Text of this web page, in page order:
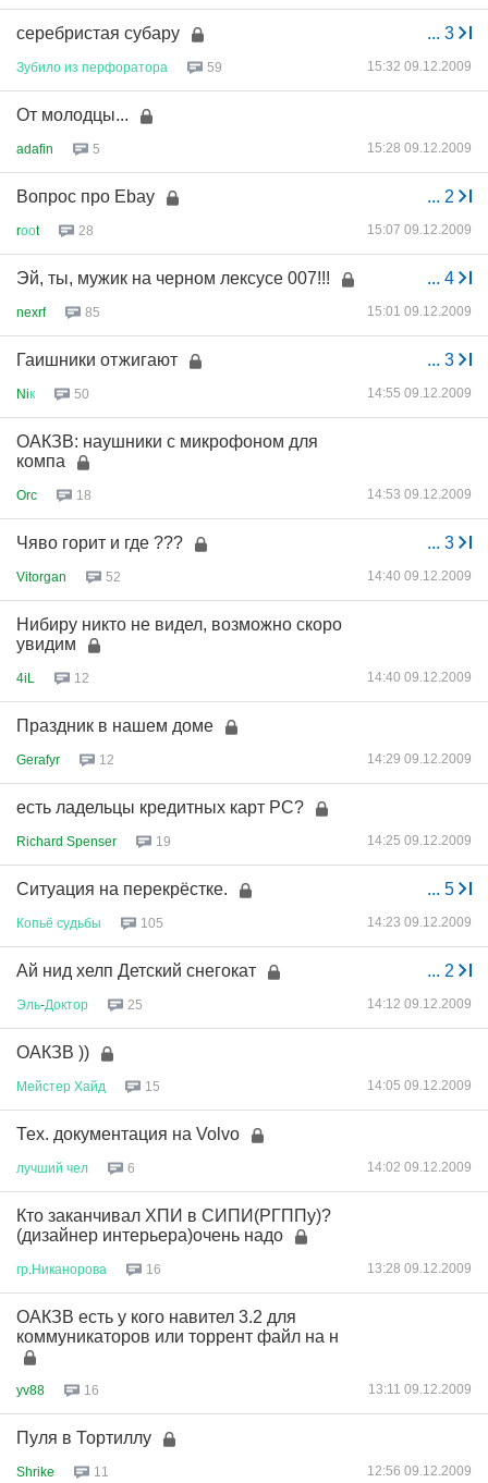
... 3
серебристая субару
Зубило из перфоратора 59 15:32 09.12.2009
От молодцы...
adafin 5 15:28 09.12.2009
... 2
Вопрос про Ebay
rооt 28 15:07 09.12.2009
... 4
Эй, ты, мужик на черном лексусе 007!!!
nexrf 85 15:01 09.12.2009
... 3
Гаишники отжигают
Niк 50 14:55 09.12.2009
ОАКЗВ: наушники с микрофоном для
компа
Orc 18 14:53 09.12.2009
... 3
Чяво горит и где ???
Vitorgan 52 14:40 09.12.2009
Нибиру никто не видел, возможно скоро
увидим
4iL 12 14:40 09.12.2009
Праздник в нашем доме
Gerafyr 12 14:29 09.12.2009
есть ладельцы кредитных карт РС?
Richard Spenser 19 14:25 09.12.2009
... 5
Ситуация на перекрёстке.
Копьё судьбы 105 14:23 09.12.2009
... 2
Ай нид хелп Детский снегокат
Эль-Доктор 25 14:12 09.12.2009
ОАКЗВ ))
Мейстер Хайд 15 14:05 09.12.2009
Тех. документация на Volvo
лучший чел 6 14:02 09.12.2009
Кто заканчивал ХПИ в СИПИ(РГППу)?
(дизайнер интерьера)очень надо
гр Никанорова 16 13:28 09.12.2009
ОАКЗВ есть у кого навител 3.2 для
коммуникаторов или торрент файл на н
yv88 16 13:11 09.12.2009
Пуля в Тортиллу
Shrike 11 12:56 09.12.2009